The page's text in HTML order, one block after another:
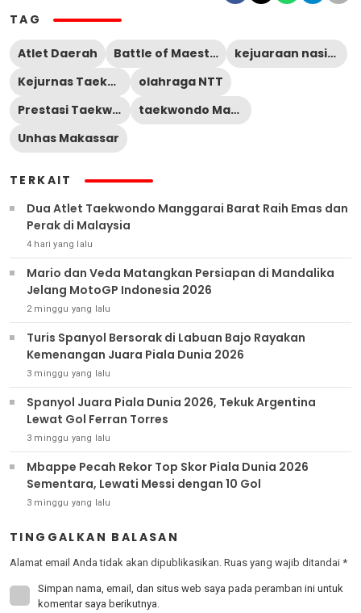
TAG
Atlet Daerah Battle of Maestro 2026
kejuaraan nasional taekwondo
Kejurnas Taekwondo
olahraga NTT
Prestasi Taekwondo
taekwondo Manggarai Barat
Unhas Makassar
TERKAIT
Dua Atlet Taekwondo Manggarai Barat Raih Emas dan
Perak di Malaysia
4 hari yang lalu
Mario dan Veda Matangkan Persiapan di Mandalika
Jelang MotoGP Indonesia 2026
2 minggu yang lalu
Turis Spanyol Bersorak di Labuan Bajo Rayakan
Kemenangan Juara Piala Dunia 2026
3 minggu yang lalu
Spanyol Juara Piala Dunia 2026, Tekuk Argentina
Lewat Gol Ferran Torres
3 minggu yang lalu
Mbappe Pecah Rekor Top Skor Piala Dunia 2026
Sementara, Lewati Messi dengan 10 Gol
3 minggu yang lalu
TINGGALKAN BALASAN
Alamat email Anda tidak akan dipublikasikan. Ruas yang wajib ditandai *
Simpan nama, email, dan situs web saya pada peramban ini untuk
komentar saya berikutnya.